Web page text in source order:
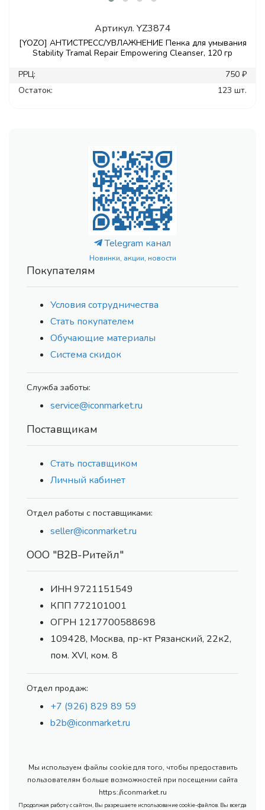
Артикул. YZ3874
[YOZO] АНТИСТРЕСС/УВЛАЖНЕНИЕ Пенка для умывания
Stability Tramal Repair Empowering Cleanser, 120 гр
РРЦ:
750 ₽
Остаток:
123 шт.
Telegram канал
Новинки, акции, новости
Покупателям
Условия сотрудничества
Стать покупателем
Обучающие материалы
Система скидок
Служба заботы:
service@iconmarket.ru
Поставщикам
Стать поставщиком
Личный кабинет
Отдел работы с поставщиками:
seller@iconmarket.ru
ООО "В2В-Ритейл"
ИНН 9721151549
КПП 772101001
ОГРН 1217700588698
109428, Москва, пр-кт Рязанский, 22к2,
пом. XVI, ком. 8
Отдел продаж:
+7 (926) 829 89 59
b2b@iconmarket.ru
Мы используем файлы cookie для того, чтобы предоставить
пользователям больше возможностей при посещении сайта
https://iconmarket.ru
Продолжая работу с сайтом, Вы разрешаете использование cookie-файлов. Вы всегда